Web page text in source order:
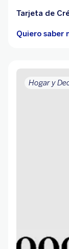
Tarjeta de
Quiero saber
Hogar y